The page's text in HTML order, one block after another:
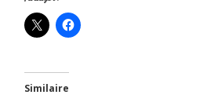
Similaire